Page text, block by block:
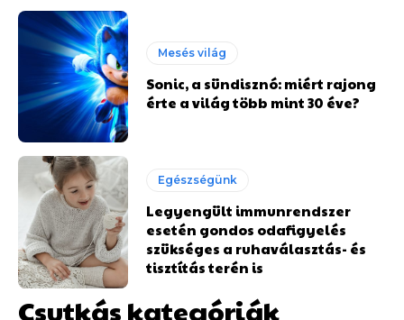
Mesés világ
Sonic, a sündisznó: miért rajong
érte a világ több mint 30 éve?
Egészségünk
Legyengült immunrendszer
esetén gondos odafigyelés
szükséges a ruhaválasztás- és
tisztítás terén is
Csutkás kategóriák